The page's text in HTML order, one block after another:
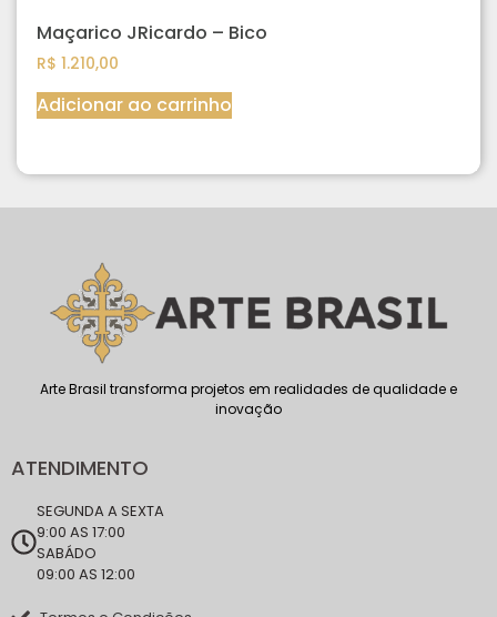
Maçarico JRicardo – Bico
R$ 1.210,00
Adicionar ao carrinho
Arte Brasil transforma projetos em realidades de qualidade e
inovação
ATENDIMENTO
SEGUNDA A SEXTA
9:00 AS 17:00
SABÁDO
09:00 AS 12:00